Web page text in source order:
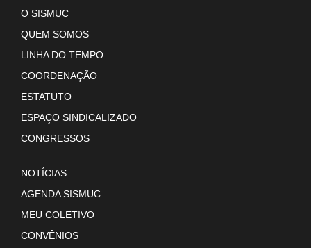
O SISMUC
QUEM SOMOS
LINHA DO TEMPO
COORDENAÇÃO
ESTATUTO
ESPAÇO SINDICALIZADO
CONGRESSOS
NOTÍCIAS
AGENDA SISMUC
MEU COLETIVO
CONVÊNIOS